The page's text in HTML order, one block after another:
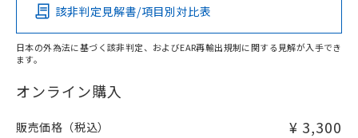
O
在庫等で未対応品が混在する可能性があります。
問い合わせください。
該非判定見解書/項目別対比表
日本の外為法に基づく該非判定、およびEAR再輸出規制に関する見解が入手でき
ます。
オンライン購入
販売価格（税込） ¥ 3,300